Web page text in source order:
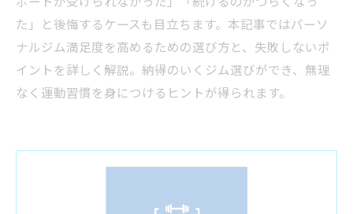
た」と後悔するケースも目立ちます。本記事ではパーソ
ナルジム満足度を高めるための選び方と、失敗しないポ
イントを詳しく解説。納得のいくジム選びができ、無理
なく運動習慣を身につけるヒントが得られます。